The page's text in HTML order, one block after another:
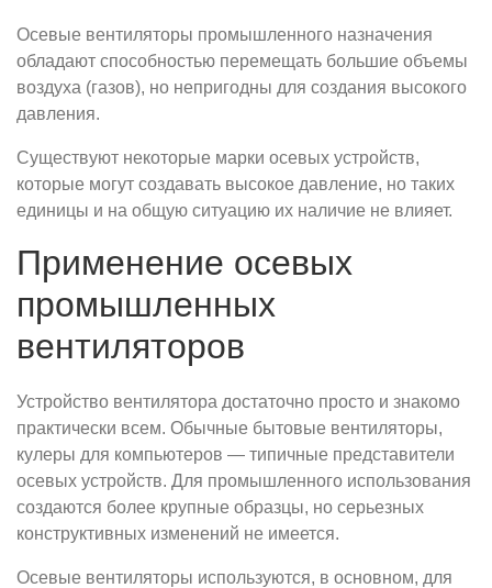
Осевые вентиляторы промышленного назначения
обладают способностью перемещать большие объемы
воздуха (газов), но непригодны для создания высокого
давления.
Существуют некоторые марки осевых устройств,
которые могут создавать высокое давление, но таких
единицы и на общую ситуацию их наличие не влияет.
Применение осевых
промышленных
вентиляторов
Устройство вентилятора достаточно просто и знакомо
практически всем. Обычные бытовые вентиляторы,
кулеры для компьютеров — типичные представители
осевых устройств. Для промышленного использования
создаются более крупные образцы, но серьезных
конструктивных изменений не имеется.
Осевые вентиляторы используются, в основном, для